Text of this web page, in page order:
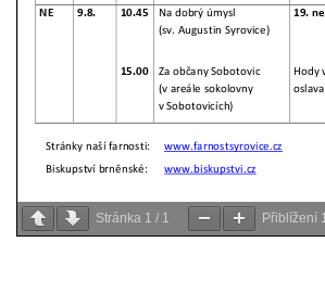
Stránka 1 / 1 Přiblížení